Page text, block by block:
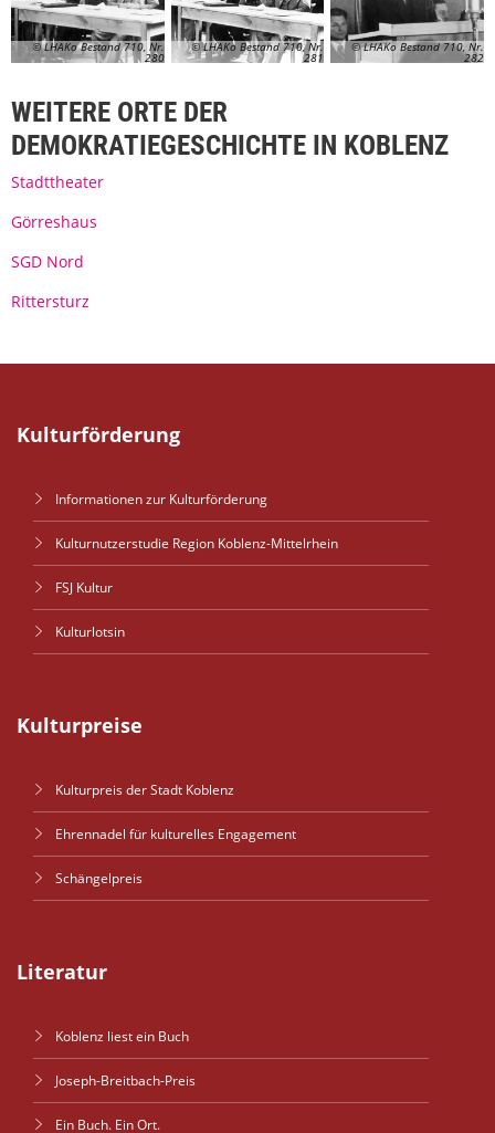
© LHAKo Bestand 710, Nr.
280
© LHAKo Bestand 710, Nr.
281
© LHAKo Bestand 710, Nr.
282
WEITERE ORTE DER
DEMOKRATIEGESCHICHTE IN KOBLENZ
Stadttheater
Görreshaus
SGD Nord
Rittersturz
Kulturförderung
Informationen zur Kulturförderung
Kulturnutzerstudie Region Koblenz-Mittelrhein
FSJ Kultur
Kulturlotsin
Kulturpreise
Kulturpreis der Stadt Koblenz
Ehrennadel für kulturelles Engagement
Schängelpreis
Literatur
Koblenz liest ein Buch
Joseph-Breitbach-Preis
Ein Buch. Ein Ort.